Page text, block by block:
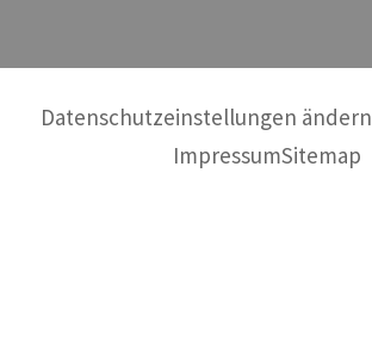
Datenschutzeinstellungen ändern
ImpressumSitemap